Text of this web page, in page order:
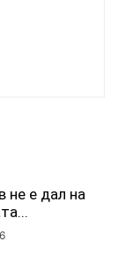
не е дал на